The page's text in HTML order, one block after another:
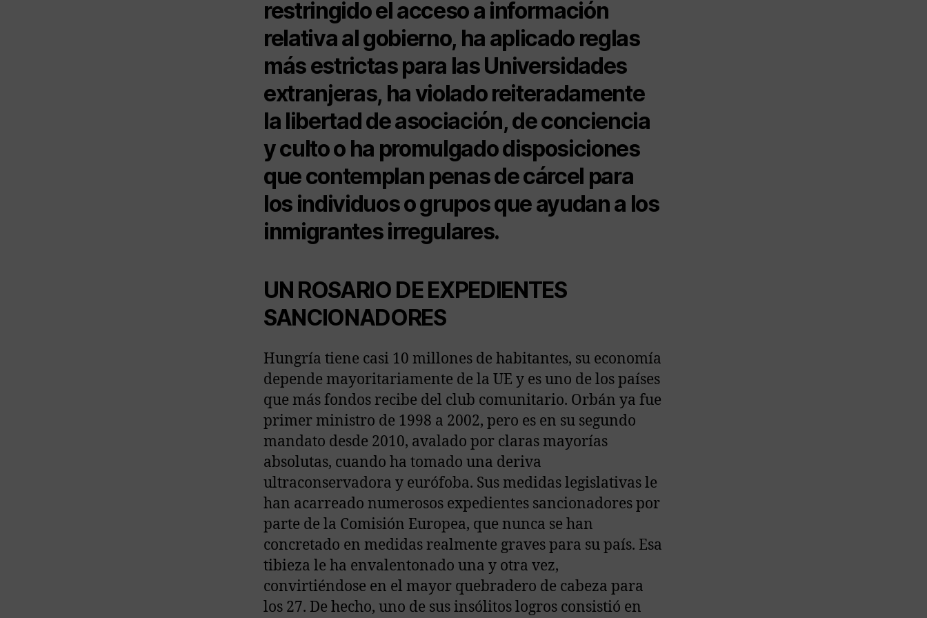
restringido el acceso a información
relativa al gobierno, ha aplicado reglas
más estrictas para las Universidades
extranjeras, ha violado reiteradamente
la libertad de asociación, de conciencia
y culto o ha promulgado disposiciones
que contemplan penas de cárcel para
los individuos o grupos que ayudan a los
inmigrantes irregulares.
UN ROSARIO DE EXPEDIENTES
SANCIONADORES
Hungría tiene casi 10 millones de habitantes, su economía
depende mayoritariamente de la UE y es uno de los países
que más fondos recibe del club comunitario. Orbán ya fue
primer ministro de 1998 a 2002, pero es en su segundo
mandato desde 2010, avalado por claras mayorías
absolutas, cuando ha tomado una deriva
ultraconservadora y eurófoba. Sus medidas legislativas le
han acarreado numerosos expedientes sancionadores por
parte de la Comisión Europea, que nunca se han
concretado en medidas realmente graves para su país. Esa
tibieza le ha envalentonado una y otra vez,
convirtiéndose en el mayor quebradero de cabeza para
los 27. De hecho, uno de sus insólitos logros consistió en